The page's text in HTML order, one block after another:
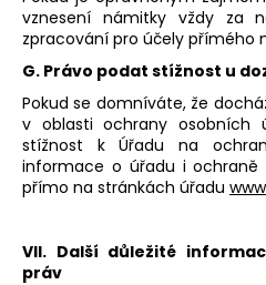
vznesení námitky vždy za
zpracování pro účely přímého
G. Právo podat stížnost u
Pokud se domníváte, že
v oblasti ochrany osobních
stížnost k Úřadu na
informace o úřadu i ochraně
přímo na stránkách úřadu
VII. Další důležité
práv